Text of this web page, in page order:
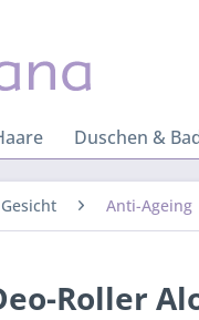
Duschen &
Gesicht Anti-Ageing
Roller